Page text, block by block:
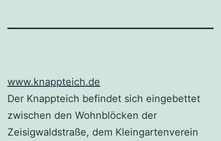
www.knappteich.de
Der Knappteich befindet sich eingebettet
zwischen den Wohnblöcken der
Zeisigwaldstraße, dem Kleingartenverein